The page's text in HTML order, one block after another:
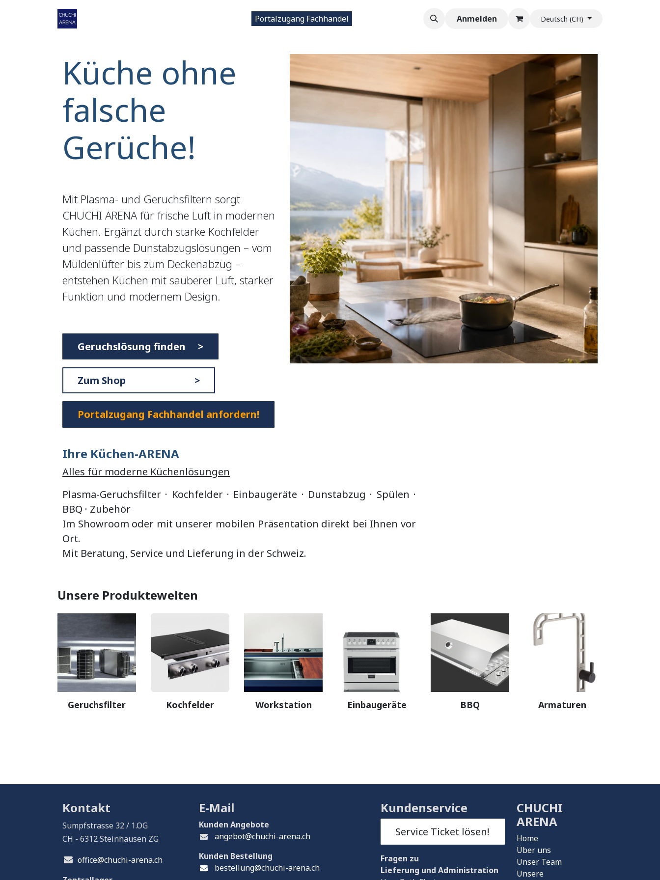
Zum Inhalt springen
Portalzugang Fachhandel Anmelden Deutsch (CH)
Küche ohne
falsche
Gerüche!
Mit Plasma- und Geruchsfiltern sorgt
CHUCHI ARENA für frische Luft in modernen
Küchen. Ergänzt durch starke Kochfelder
und passende Dunstabzugslösungen – vom
Muldenlüfter bis zum Deckenabzug –
entstehen Küchen mit sauberer Luft, starker
Funktion und modernem Design.
Geruchslösung finden >
Zum Shop >
Portalzugang Fachhandel anfordern!
Ihre Küchen-ARENA
Alles für moderne Küchenlösungen
Plasma-Geruchsfilter · Kochfelder · Einbaugeräte · Dunstabzug · Spülen ·
BBQ · Zubehör
Im Showroom oder mit unserer mobilen Präsentation direkt bei Ihnen vor
Ort.
Mit Beratung, Service und Lieferung in der Schweiz.
Unsere Produktewelten
Geruchsfilter Kochfelder Workstation Einbaugeräte BBQ Armaturen
CHUCHI
ARENA
Home
Über uns
Unser Team
Unsere
Kontakt
Sumpfstrasse 32 / 1.OG
CH - 6312 Steinhausen ZG
office@chuchi-arena.ch
Kundenservice
Service Ticket lösen!
Fragen zu
Lieferung und Administration
E-Mail
Kunden Angebote
angebot@chuchi-arena.ch
Kunden Bestellung
bestellung@chuchi-arena.ch